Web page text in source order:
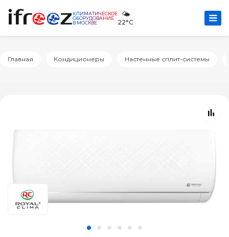
КЛИМАТИЧЕСКОЕ
ОБОРУДОВАНИЕ
В МОСКВЕ
🌤️
22°C
Главная Кондиционеры Настенные сплит-системы